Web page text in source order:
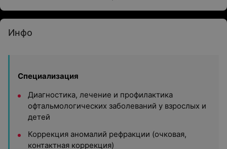
Инфо
Специализация
Диагностика, лечение и профилактика
офтальмологических заболеваний у взрослых и
детей
Коррекция аномалий рефракции (очковая,
контактная коррекция)